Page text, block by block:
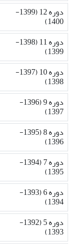
دوره 12 (1399-
1400)
دوره 11 (1398-
1399)
دوره 10 (1397-
1398)
دوره 9 (1396-
1397)
دوره 8 (1395-
1396)
دوره 7 (1394-
1395)
دوره 6 (1393-
1394)
دوره 5 (1392-
1393)